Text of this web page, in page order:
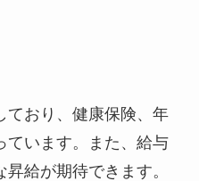
ており、健康保険、年
ています。また、給与
給が期待できます。